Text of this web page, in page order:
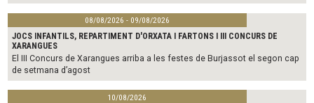
08/08/2026 - 09/08/2026
JOCS INFANTILS, REPARTIMENT D'ORXATA I FARTONS I III CONCURS DE
XARANGUES
El III Concurs de Xarangues arriba a les festes de Burjassot el segon cap
de setmana d’agost
10/08/2026